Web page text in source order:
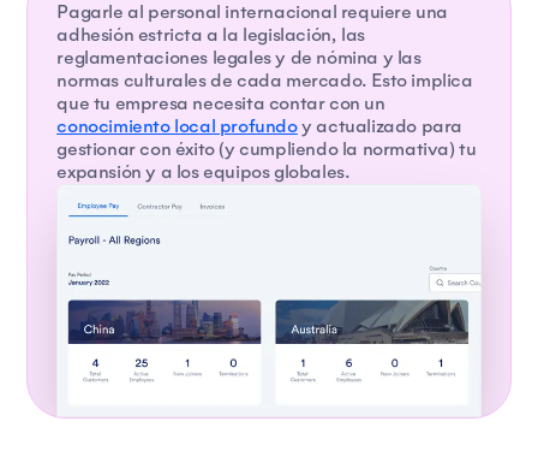
Pagarle al personal internacional requiere una
adhesión estricta a la legislación, las
reglamentaciones legales y de nómina y las
normas culturales de cada mercado. Esto implica
que tu empresa necesita contar con un
conocimiento local profundoy actualizado para
gestionar con éxito (y cumpliendo la normativa) tu
expansión y a los equipos globales.